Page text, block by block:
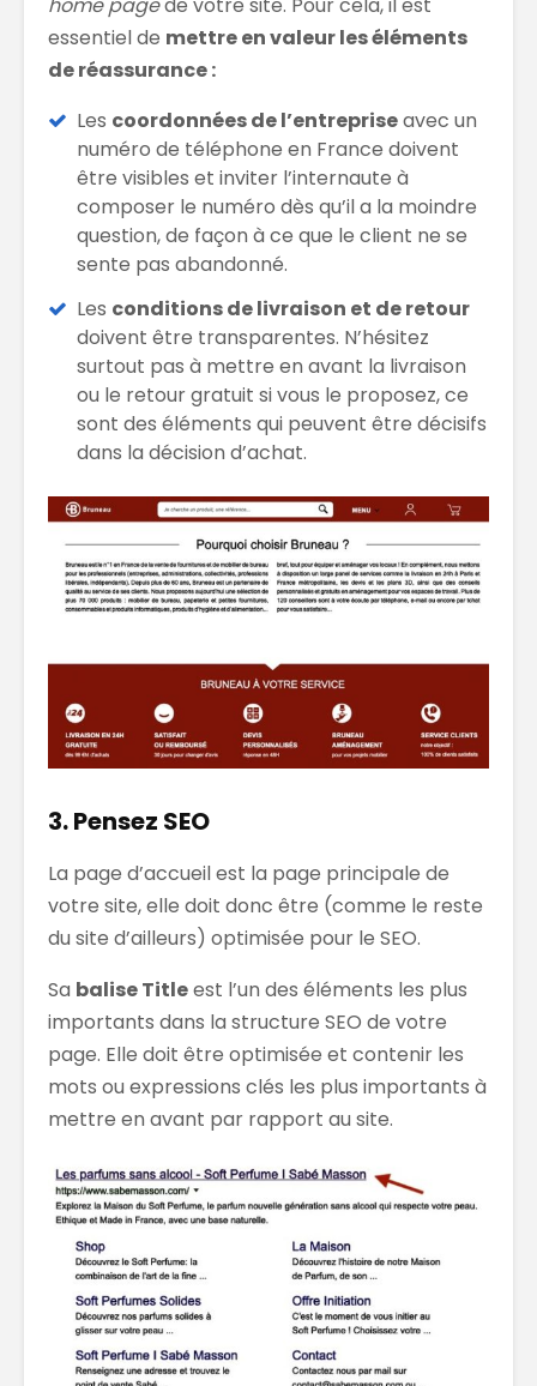
home pagede votre site. Pour cela, il est
essentiel de mettre en valeur les éléments
de réassurance :
Les coordonnées de l’entrepriseavec un
numéro de téléphone en France doivent
être visibles et inviter l’internaute à
composer le numéro dès qu’il a la moindre
question, de façon à ce que le client ne se
sente pas abandonné.
Les conditions de livraison et de retour
doivent être transparentes. N’hésitez
surtout pas à mettre en avant la livraison
ou le retour gratuit si vous le proposez, ce
sont des éléments qui peuvent être décisifs
dans la décision d’achat.
3. Pensez SEO
La page d’accueil est la page principale de
votre site, elle doit donc être (comme le reste
du site d’ailleurs) optimisée pour le SEO.
Sa balise Titleest l’un des éléments les plus
importants dans la structure SEO de votre
page. Elle doit être optimisée et contenir les
mots ou expressions clés les plus importants à
mettre en avant par rapport au site.